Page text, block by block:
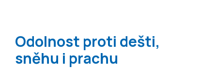
Odolnost proti dešti,
sněhu i prachu